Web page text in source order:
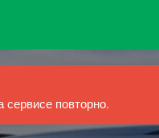
повторно.